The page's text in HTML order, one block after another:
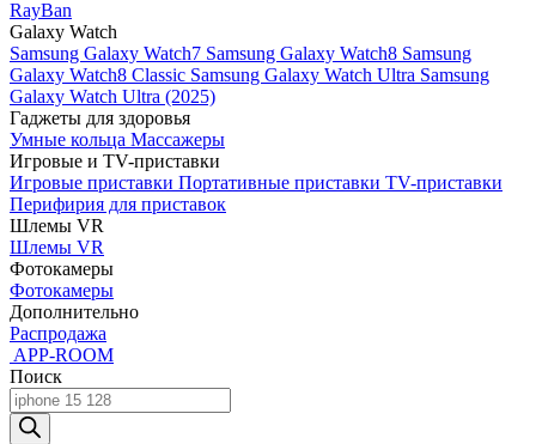
RayBan
Galaxy Watch
Samsung Galaxy Watch7 Samsung Galaxy Watch8 Samsung
Galaxy Watch8 Classic Samsung Galaxy Watch Ultra Samsung
Galaxy Watch Ultra (2025)
Гаджеты для здоровья
Умные кольца Массажеры
Игровые и TV-приставки
Игровые приставки Портативные приставки TV-приставки
Перифирия для приставок
Шлемы VR
Шлемы VR
Фотокамеры
Фотокамеры
Дополнительно
Распродажа
APP-ROOM
Поиск
Поиск
товаров